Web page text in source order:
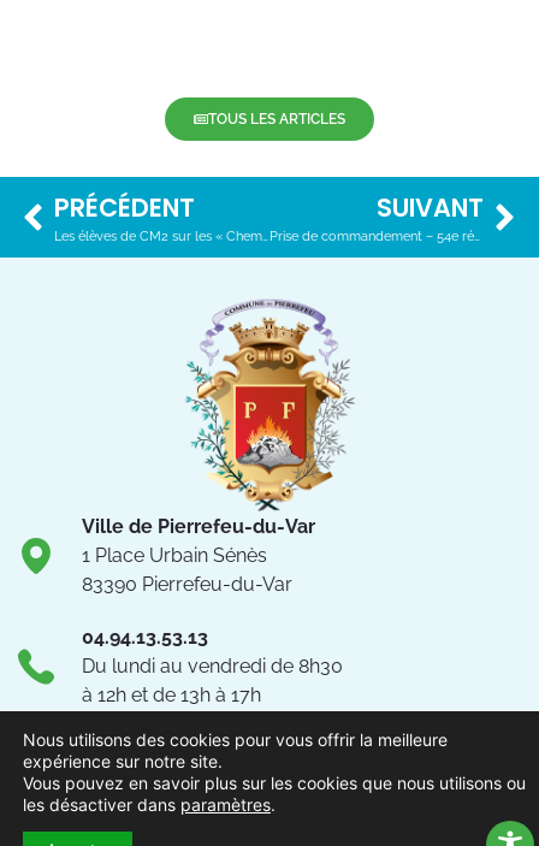
TOUS LES ARTICLES
PRÉCÉDENT
Les élèves de CM2 sur les « Chemins de la Mémoire »
SUIVANT
Prise de commandement – 54e régiment d’artillerie de Hyères
Ville de Pierrefeu-du-Var
1 Place Urbain Sénès
83390 Pierrefeu-du-Var
04.94.13.53.13
Du lundi au vendredi de 8h30
à 12h et de 13h à 17h
NOUS CONTACTER
Suivez-nous !
Nous utilisons des cookies pour vous offrir la meilleure
expérience sur notre site.
Vous pouvez en savoir plus sur les cookies que nous utilisons ou
les désactiver dans paramètres.